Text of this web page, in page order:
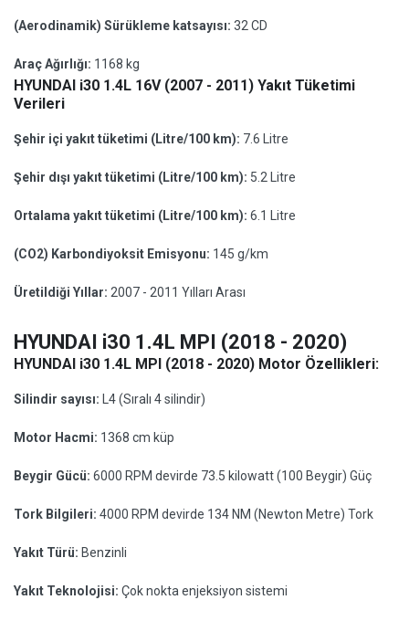
(Aerodinamik) Sürükleme katsayısı: 32 CD
Araç Ağırlığı: 1168 kg
HYUNDAI i30 1.4L 16V (2007 - 2011) Yakıt Tüketimi
Verileri
Şehir içi yakıt tüketimi (Litre/100 km): 7.6 Litre
Şehir dışı yakıt tüketimi (Litre/100 km): 5.2 Litre
Ortalama yakıt tüketimi (Litre/100 km): 6.1 Litre
(CO2) Karbondiyoksit Emisyonu: 145 g/km
Üretildiği Yıllar: 2007 - 2011 Yılları Arası
HYUNDAI i30 1.4L MPI (2018 - 2020)
HYUNDAI i30 1.4L MPI (2018 - 2020) Motor Özellikleri:
Silindir sayısı: L4 (Sıralı 4 silindir)
Motor Hacmi: 1368 cm küp
Beygir Gücü: 6000 RPM devirde 73.5 kilowatt (100 Beygir) Güç
Tork Bilgileri: 4000 RPM devirde 134 NM (Newton Metre) Tork
Yakıt Türü: Benzinli
Yakıt Teknolojisi: Çok nokta enjeksiyon sistemi